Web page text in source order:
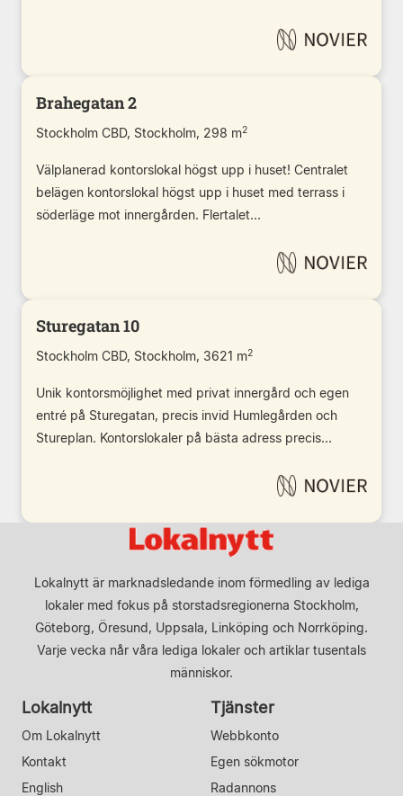
Brahegatan 2
Stockholm CBD, Stockholm, 298 m2
Välplanerad kontorslokal högst upp i huset! Centralet
belägen kontorslokal högst upp i huset med terrass i
söderläge mot innergården. Flertalet...
Sturegatan 10
Stockholm CBD, Stockholm, 3621 m2
Unik kontorsmöjlighet med privat innergård och egen
entré på Sturegatan, precis invid Humlegården och
Stureplan. Kontorslokaler på bästa adress precis...
Lokalnytt är marknadsledande inom förmedling av lediga
lokaler med fokus på storstadsregionerna Stockholm,
Göteborg, Öresund, Uppsala, Linköping och Norrköping.
Varje vecka når våra lediga lokaler och artiklar tusentals
människor.
Lokalnytt
Om Lokalnytt
Kontakt
English
Tjänster
Webbkonto
Egen sökmotor
Radannons